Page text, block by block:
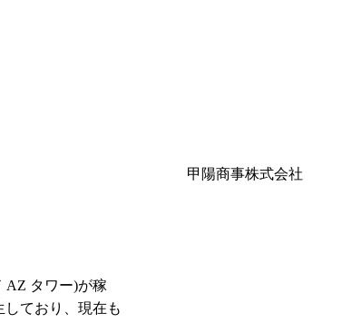
甲陽商事株式会社
AZ タワー)が稼
ており、現在も